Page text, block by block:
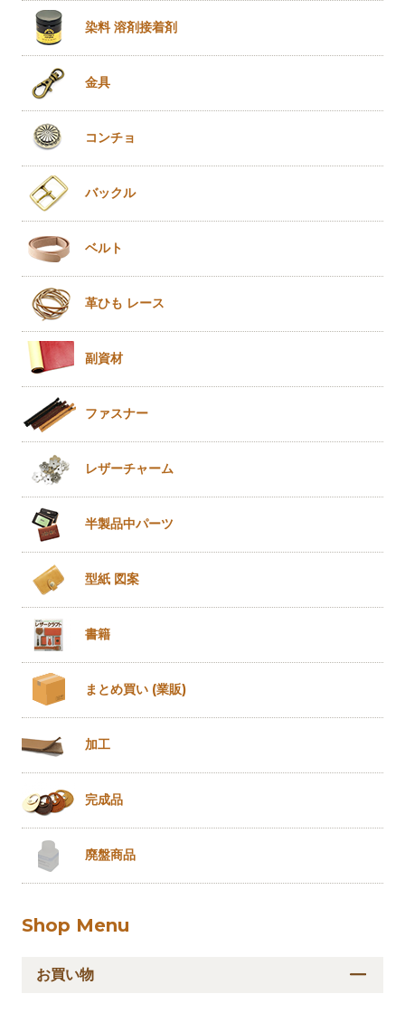
染料 溶剤接着剤
金具
コンチョ
バックル
ベルト
革ひも レース
副資材
ファスナー
レザーチャーム
半製品中パーツ
型紙 図案
書籍
まとめ買い (業販)
加工
完成品
廃盤商品
Shop Menu
お買い物